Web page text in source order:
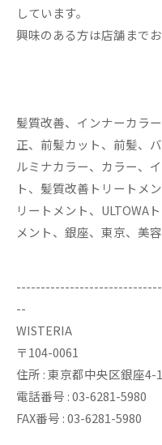
しています。
興味のある方は店舗まで
髪質改善、インナーカラ
正、前髪カット、前髪、
ルミナカラー、カラー、
ト、髪質改善トリートメ
リートメント、ULTOWA
メント、銀座、東京、美
--
WISTERIA
〒104-0061
住所 : 東京都中央区銀座4-
電話番号 : 03-6281-5980
FAX番号 : 03-6281-5980